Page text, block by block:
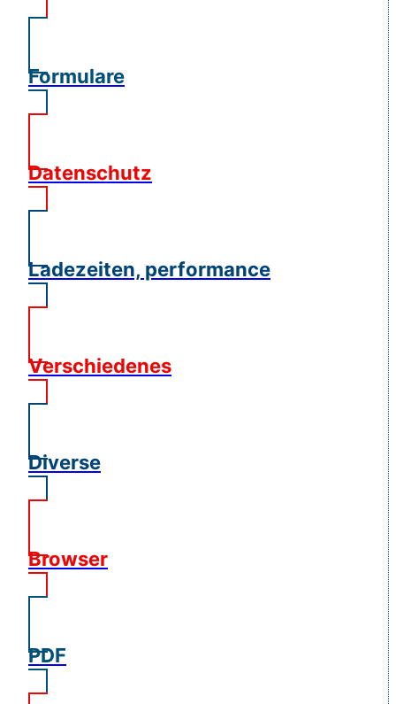
Formulare
Datenschutz
Ladezeiten, performance
Verschiedenes
Diverse
Browser
PDF